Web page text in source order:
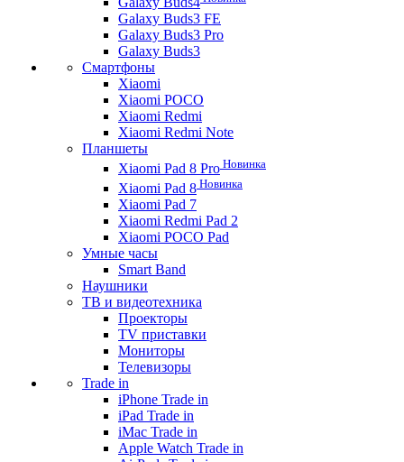
Galaxy Buds3 FE
Galaxy Buds3 Pro
Galaxy Buds3
Смартфоны
Xiaomi
Xiaomi POCO
Xiaomi Redmi
Xiaomi Redmi Note
Планшеты
Xiaomi Pad 8 Pro Новинка
Xiaomi Pad 8 Новинка
Xiaomi Pad 7
Xiaomi Redmi Pad 2
Xiaomi POCO Pad
Умные часы
Smart Band
Наушники
ТВ и видеотехника
Проекторы
TV приставки
Мониторы
Телевизоры
Trade in
iPhone Trade in
iPad Trade in
iMac Trade in
Apple Watch Trade in